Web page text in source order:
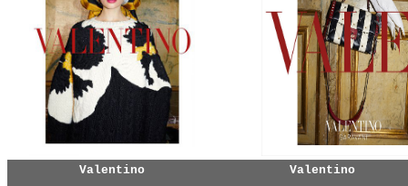
Valentino Valentino